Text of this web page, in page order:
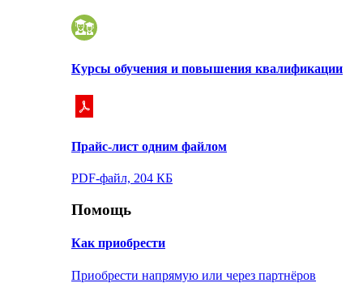
Курсы обучения и повышения квалификации
Прайс-лист одним файлом
PDF-файл, 204 КБ
Помощь
Как приобрести
Приобрести напрямую или через партнёров